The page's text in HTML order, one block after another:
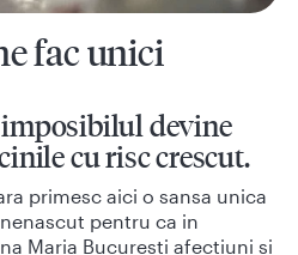
fac unici
devine
cu risc crescut.
primesc aici o sansa unica
pentru ca in
Maria Bucuresti afectiuni si